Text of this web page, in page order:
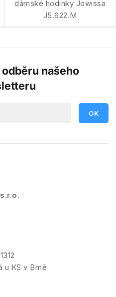
dámské hodinky Jowissa
J5.622.M
našeho
u KS v Brně